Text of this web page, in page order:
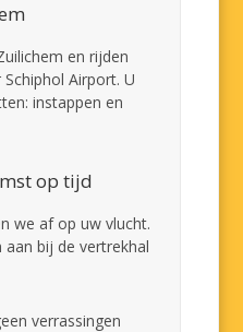
en rijden
Airport. U
instappen en
op tijd
we af op uw vlucht.
bij de vertrekhal
verrassingen